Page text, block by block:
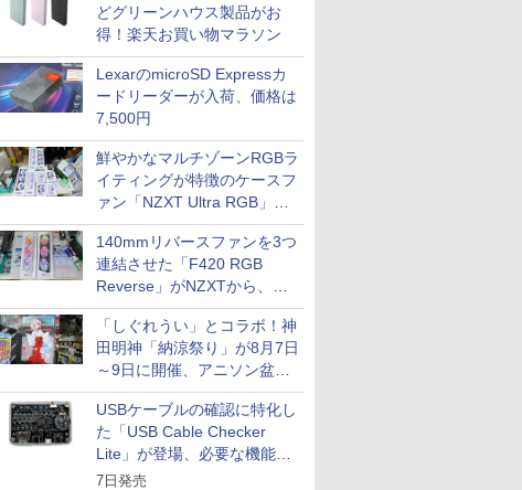
どグリーンハウス製品がお
得！楽天お買い物マラソン
LexarのmicroSD Expressカ
ードリーダーが入荷、価格は
7,500円
鮮やかなマルチゾーンRGBラ
イティングが特徴のケースフ
ァン「NZXT Ultra RGB」が
発売、計8製品
140mmリバースファンを3つ
連結させた「F420 RGB
Reverse」がNZXTから、単
一フレーム採用
「しぐれうい」とコラボ！神
田明神「納涼祭り」が8月7日
～9日に開催、アニソン盆踊
りや屋台グルメなどもあり
USBケーブルの確認に特化し
た「USB Cable Checker
Lite」が登場、必要な機能を
凝縮しコンパクトに
7日発売